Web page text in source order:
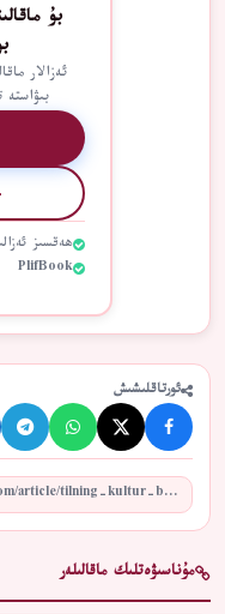
بۇ
بىۋاستە
ھەقسىز
PlifBook
ئورتاقلىشىش
مۇناسىۋەتلىك ماقالىلەر